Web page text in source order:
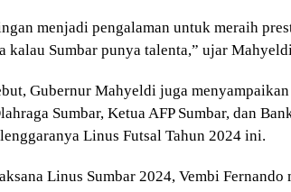
menjadi pengalaman untuk meraih
kalau Sumbar punya talenta,” ujar Mahyeldi
Gubernur Mahyeldi juga
Sumbar, Ketua AFP Sumbar, dan
Linus Futsal Tahun 2024 ini.
Linus Sumbar 2024, Vembi